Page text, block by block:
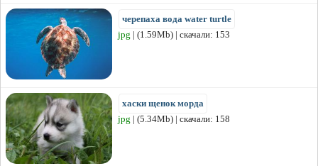
черепаха вода water turtle
jpg | (1.59Mb) | скачали: 153
хаски щенок морда
jpg | (5.34Mb) | скачали: 158